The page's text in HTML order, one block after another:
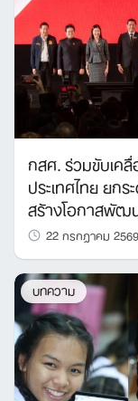
กสศ. ร่วมขับเค
ประเทศไทย ยก
สร้างโอกาสพั
22 กรกฎาคม 2569
บทความ